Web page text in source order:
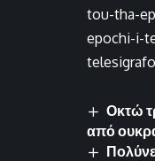
tou-tha-
epochi-i-
Οκτώ
από